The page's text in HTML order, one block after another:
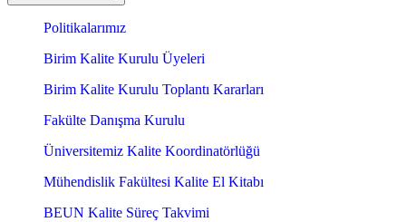
Politikalarımız
Birim Kalite Kurulu Üyeleri
Birim Kalite Kurulu Toplantı Kararları
Fakülte Danışma Kurulu
Üniversitemiz Kalite Koordinatörlüğü
Mühendislik Fakültesi Kalite El Kitabı
BEUN Kalite Süreç Takvimi